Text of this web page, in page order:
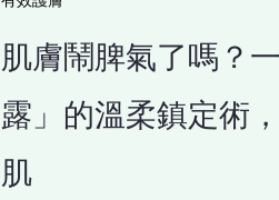
肌膚鬧脾氣了嗎？
露」的溫柔鎮定術
肌